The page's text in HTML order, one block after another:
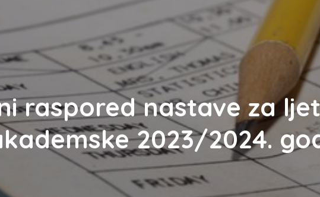
raspored nastave za
2023/2024.